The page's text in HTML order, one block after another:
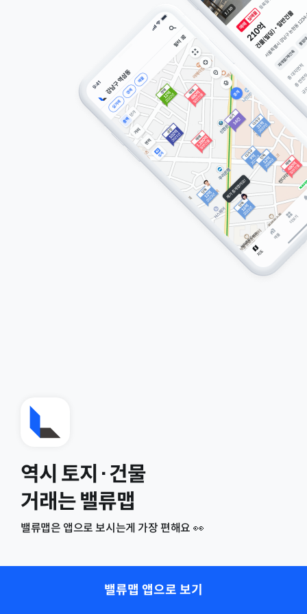
역시 토지·건물
거래는 밸류맵
밸류맵은 앱으로 보시는게 가장 편해요 👀
밸류맵 앱으로 보기